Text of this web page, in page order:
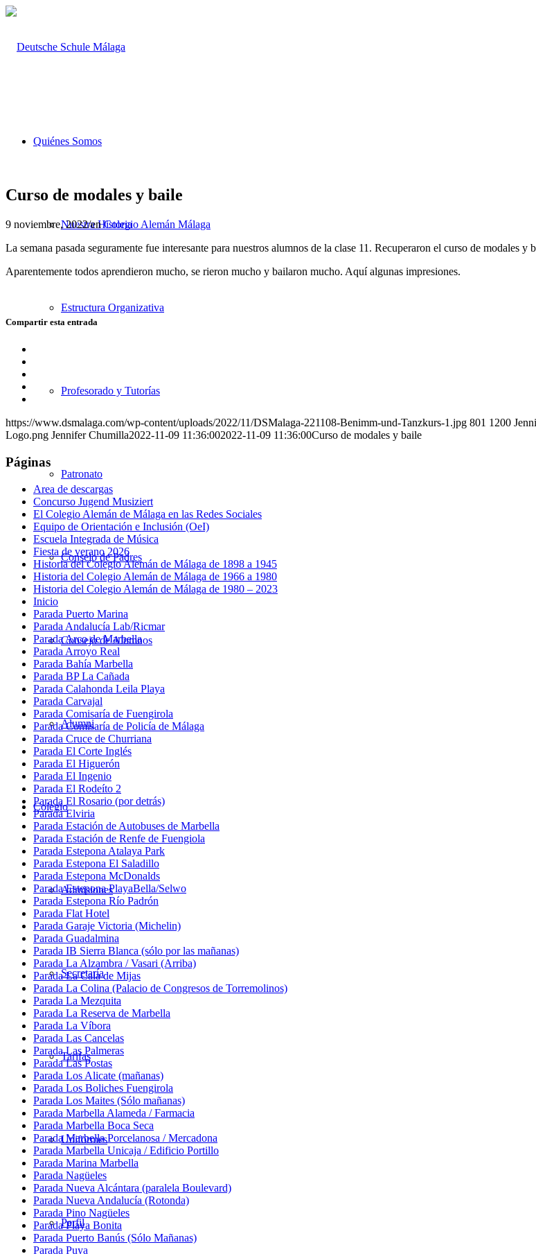
Quiénes Somos
Nuestra Historia
Estructura Organizativa
Profesorado y Tutorías
Patronato
Consejo de Padres
Consejo de Alumnos
Alumni
Colegio
Admisiones
Secretaría
Tarifas
Uniformes
Perfil
Curso de modales y baile
9 noviembre, 2022/enColegio Alemán Málaga
La semana pasada seguramente fue interesante para nuestros alumnos de la clase 11. Recuperaron el curso de modales
Aparentemente todos aprendieron mucho, se rieron mucho y bailaron mucho. Aquí algunas impresiones.
Compartir esta entrada
WhatsApp
Compartir
Compartir
correo
https://www.dsmalaga.com/wp-content/uploads/2022/11/DSMalaga-221108-Benimm-und-Tanzkurs-1.jpg 801 1200
Logo.png Jennifer Chumilla2022-11-09 11:36:002022-11-09 11:36:00Curso de modales y baile
Páginas
Area de descargas
Concurso Jugend Musiziert
El Colegio Alemán de Málaga en las Redes Sociales
Equipo de Orientación e Inclusión (OeI)
Escuela Integrada de Música
Fiesta de verano 2026
Historia del Colegio Alemán de Málaga de 1898 a 1945
Historia del Colegio Alemán de Málaga de 1966 a 1980
Historia del Colegio Alemán de Málaga de 1980 – 2023
Inicio
Parada Puerto Marina
Parada Andalucía Lab/Ricmar
Parada Arco de Marbella
Parada Arroyo Real
Parada Bahía Marbella
Parada BP La Cañada
Parada Calahonda Leila Playa
Parada Carvajal
Parada Comisaría de Fuengirola
Parada Comisaría de Policía de Málaga
Parada Cruce de Churriana
Parada El Corte Inglés
Parada El Higuerón
Parada El Ingenio
Parada El Rodeíto 2
Parada El Rosario (por detrás)
Parada Elviria
Parada Estación de Autobuses de Marbella
Parada Estación de Renfe de Fuengiola
Parada Estepona Atalaya Park
Parada Estepona El Saladillo
Parada Estepona McDonalds
Parada Estepona PlayaBella/Selwo
Parada Estepona Río Padrón
Parada Flat Hotel
Parada Garaje Victoria (Michelin)
Parada Guadalmina
Parada IB Sierra Blanca (sólo por las mañanas)
Parada La Alzambra / Vasari (Arriba)
Parada La Cala de Mijas
Parada La Colina (Palacio de Congresos de Torremolinos)
Parada La Mezquita
Parada La Reserva de Marbella
Parada La Víbora
Parada Las Cancelas
Parada Las Palmeras
Parada Las Postas
Parada Los Alicate (mañanas)
Parada Los Boliches Fuengirola
Parada Los Maites (Sólo mañanas)
Parada Marbella Alameda / Farmacia
Parada Marbella Boca Seca
Parada Marbella Porcelanosa / Mercadona
Parada Marbella Unicaja / Edificio Portillo
Parada Marina Marbella
Parada Nagüeles
Parada Nueva Alcántara (paralela Boulevard)
Parada Nueva Andalucía (Rotonda)
Parada Pino Nagüeles
Parada Playa Bonita
Parada Puerto Banús (Sólo Mañanas)
Parada Puya